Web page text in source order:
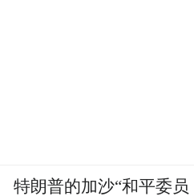
特朗普的加沙“和平委员